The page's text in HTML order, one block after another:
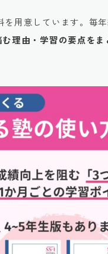
を用意しています。毎年
理由・学習の要点をま